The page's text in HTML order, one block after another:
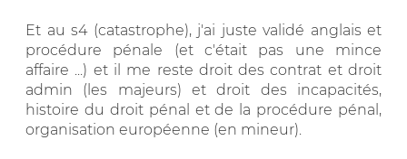
Et au s4 (catastrophe), j'ai juste validé anglais et
procédure pénale (et c'était pas une mince
affaire ...) et il me reste droit des contrat et droit
admin (les majeurs) et droit des incapacités,
histoire du droit pénal et de la procédure pénal,
organisation européenne (en mineur).